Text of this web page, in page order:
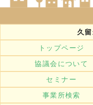
久
トップページ
協議会について
セミナー
事業所検索